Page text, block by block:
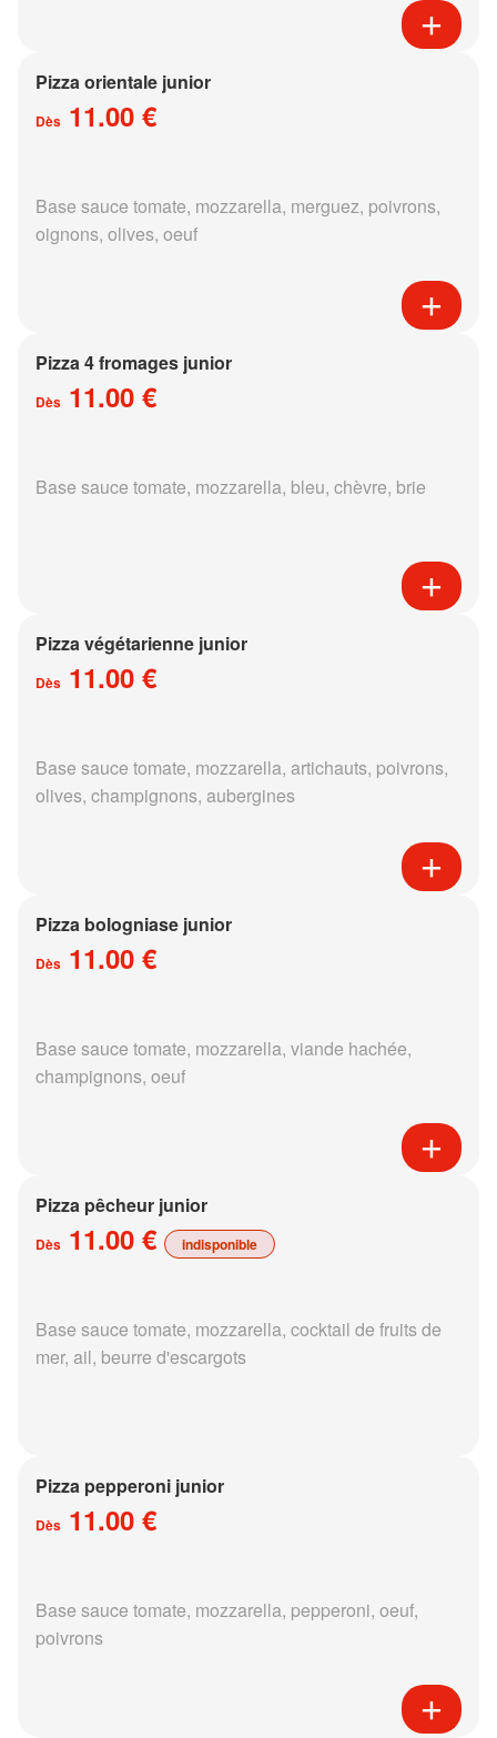
Pizza orientale junior
Dès 11.00 €
Base sauce tomate, mozzarella, merguez, poivrons,
oignons, olives, oeuf
Pizza 4 fromages junior
Dès 11.00 €
Base sauce tomate, mozzarella, bleu, chèvre, brie
Pizza végétarienne junior
Dès 11.00 €
Base sauce tomate, mozzarella, artichauts, poivrons,
olives, champignons, aubergines
Pizza bologniase junior
Dès 11.00 €
Base sauce tomate, mozzarella, viande hachée,
champignons, oeuf
Pizza pêcheur junior
Dès 11.00 € indisponible
Base sauce tomate, mozzarella, cocktail de fruits de
mer, ail, beurre d'escargots
Pizza pepperoni junior
Dès 11.00 €
Base sauce tomate, mozzarella, pepperoni, oeuf,
poivrons